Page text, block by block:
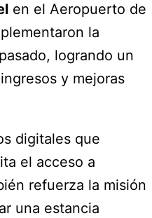
en el Aeropuerto de
la
logrando un
y mejoras
digitales que
el acceso a
refuerza la misión
una estancia